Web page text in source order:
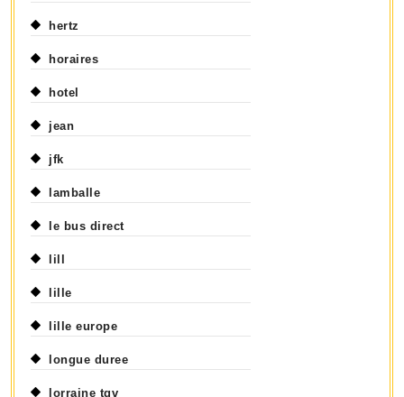
hertz
horaires
hotel
jean
jfk
lamballe
le bus direct
lill
lille
lille europe
longue duree
lorraine tgv